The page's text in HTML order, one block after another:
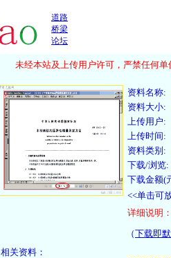
道路
桥梁
论坛
未经本站及上传用户许可，严禁任何单
资料名称:
资料大小:
上传用户:
上传时间:
资料类别:
下载/浏览:
下载金额(
<<单击可
详细说明
（下载即
相关资料：